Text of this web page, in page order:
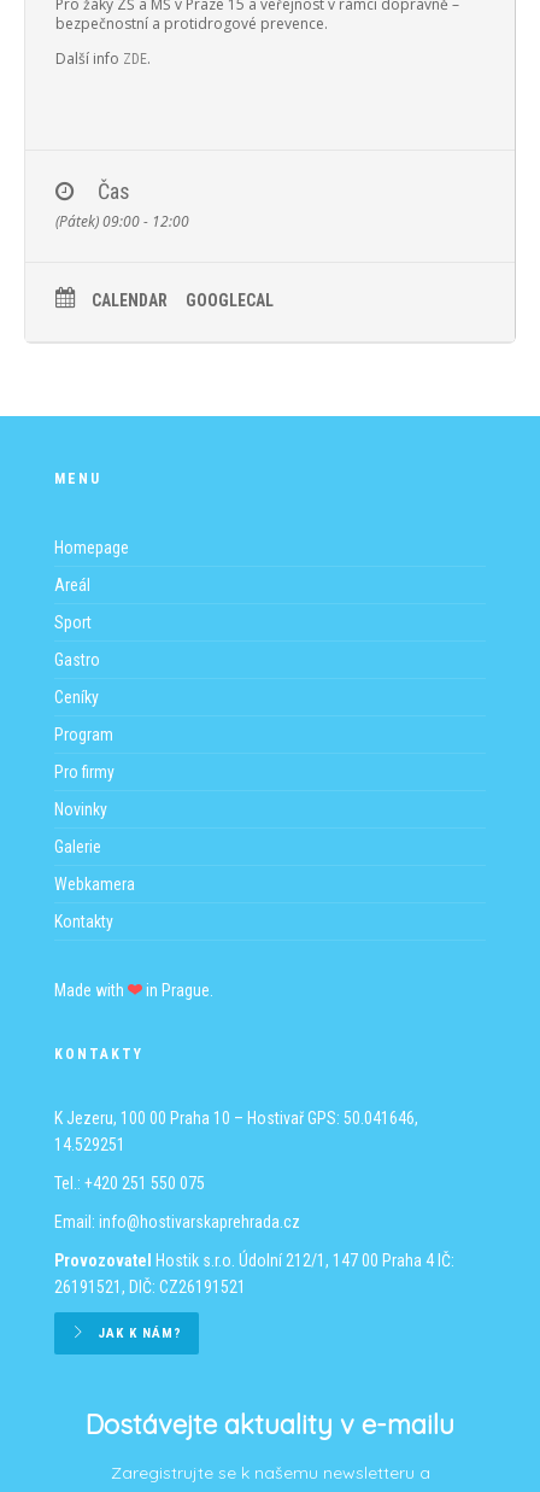
Pro žáky ZŠ a MŠ v Praze 15 a veřejnost v rámci dopravně –
bezpečnostní a protidrogové prevence.
Další info ZDE.
Čas
(Pátek) 09:00 - 12:00
CALENDAR GOOGLECAL
MENU
Homepage
Areál
Sport
Gastro
Ceníky
Program
Pro firmy
Novinky
Galerie
Webkamera
Kontakty
Made with in Prague.
KONTAKTY
K Jezeru, 100 00 Praha 10 – HostivařGPS: 50.041646,
14.529251
Tel.: +420 251 550 075
Email: info@hostivarskaprehrada.cz
Provozovatel
Hostik s.r.o. Údolní 212/1, 147 00 Praha 4 IČ:
26191521, DIČ: CZ26191521
JAK K NÁM?
Dostávejte aktuality v e-mailu
Zaregistrujte se k našemu newsletteru a